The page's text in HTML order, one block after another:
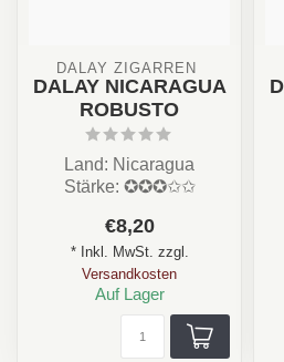
DALAY ZIGARREN
DALAY NICARAGUA
ROBUSTO
Land: Nicaragua
Stärke: ✪✪✪✩✩
Leder
Format: / Longfille...
€8,20
* Inkl. MwSt. zzgl.
Versandkosten
Auf Lager